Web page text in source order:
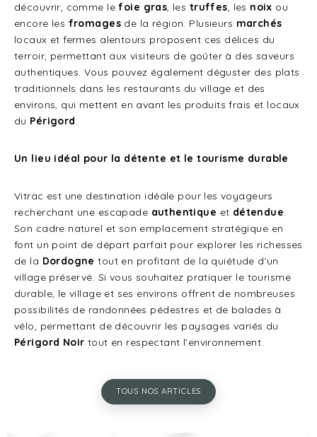
découvrir, comme lefoie gras, les truffes, les noix ou
encore les fromages de la région. Plusieurs marchés
locaux et fermes alentours proposent ces délices du
terroir, permettant aux visiteurs de goûter à des saveurs
authentiques. Vous pouvez également déguster des plats
traditionnels dans les restaurants du village et des
environs, qui mettent en avant les produits frais et locaux
du Périgord.
Un lieu idéal pour la détente et le tourisme durable
Vitrac est une destination idéale pour les voyageurs
recherchant une escapade authentique et détendue.
Son cadre naturel et son emplacement stratégique en
font un point de départ parfait pour explorer les richesses
de la Dordogne tout en profitant de la quiétude d’un
village préservé. Si vous souhaitez pratiquer le tourisme
durable, le village et ses environs offrent de nombreuses
possibilités de randonnées pédestres et de balades à
vélo, permettant de découvrir les paysages variés du
Périgord Noir tout en respectant l’environnement.
TOUS NOS ARTICLES